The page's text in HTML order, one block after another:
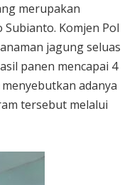
merupakan
Komjen Pol
jagung seluas
panen mencapai 4
adanya
tersebut melalui